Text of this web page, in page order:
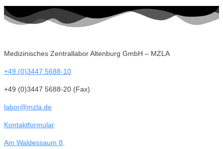
Medizinisches Zentrallabor Altenburg GmbH – MZLA
+49 (0)3447 5688-10
+49 (0)3447 5688-20 (Fax)
labor@mzla.de
Kontaktformular
Am Waldessaum 8,